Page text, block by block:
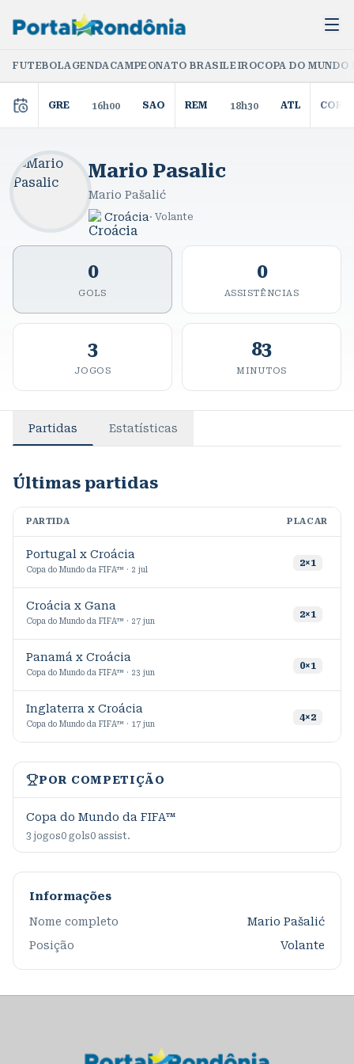
FUTEBOLAGENDACAMPEONATO BRASILEIROCOPA DO
GRE 16h00 SAO REM 18h30 ATL COR
Mario Pasalic
Mario Pašalić
Croácia · Volante
0
GOLS
0
ASSISTÊNCIAS
3
JOGOS
83
MINUTOS
Partidas Estatísticas
Últimas partidas
PARTIDA PLACAR
Portugal x Croácia
Copa do Mundo da FIFA™ · 2 jul
2×1
Croácia x Gana
Copa do Mundo da FIFA™ · 27 jun
2×1
Panamá x Croácia
Copa do Mundo da FIFA™ · 23 jun
0×1
Inglaterra x Croácia
Copa do Mundo da FIFA™ · 17 jun
4×2
POR COMPETIÇÃO
Copa do Mundo da FIFA™
3 jogos0 gols0 assist.
Informações
Nome completo
Mario Pašalić
Posição
Volante